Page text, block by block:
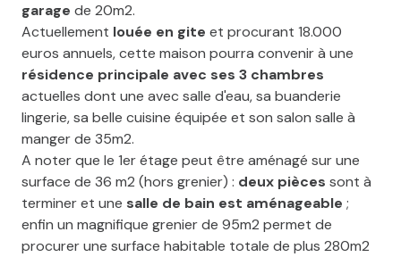
garage de 20m2.
Actuellement louée en gite et procurant 18.000
euros annuels, cette maison pourra convenir à une
résidence principale avec ses 3 chambres
actuelles dont une avec salle d'eau, sa buanderie
lingerie, sa belle cuisine équipée et son salon salle à
manger de 35m2.
A noter que le 1er étage peut être aménagé sur une
surface de 36 m2 (hors grenier) : deux pièces sont à
terminer et une salle de bain est aménageable ;
enfin un magnifique grenier de 95m2 permet de
procurer une surface habitable totale de plus 280m2